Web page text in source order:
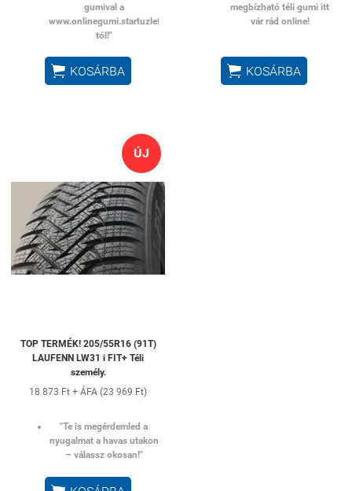
gumival a
www.onlinegumi.startuzlet.hu-
tól!"
 KOSÁRBA
megbízható téli gumi itt
vár rád online!
 KOSÁRBA
ÚJ
TOP TERMÉK! 205/55R16 (91T)
LAUFENN LW31 i FIT+ Téli
személy.
18 873 Ft + ÁFA (23 969 Ft)
"Te is megérdemled a
nyugalmat a havas utakon
– válassz okosan!"